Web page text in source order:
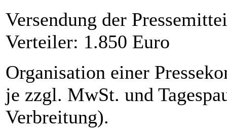
Versendung der
Verteiler: 1.850 Euro
Organisation einer
je zzgl. MwSt. und
Verbreitung).